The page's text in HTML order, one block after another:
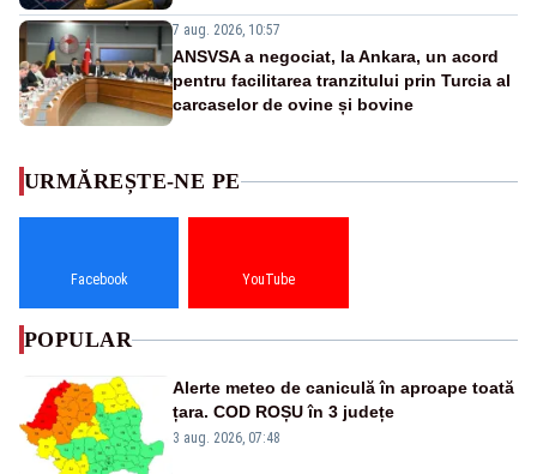
7 aug. 2026, 10:57
ANSVSA a negociat, la Ankara, un acord
pentru facilitarea tranzitului prin Turcia al
carcaselor de ovine și bovine
URMĂREȘTE-NE PE
Facebook YouTube
POPULAR
Alerte meteo de caniculă în aproape toată
țara. COD ROȘU în 3 județe
3 aug. 2026, 07:48